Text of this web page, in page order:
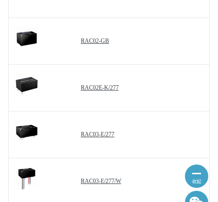
RAC02-GB
RAC02E-K/277
RAC03-E/277
RAC03-E/277/W